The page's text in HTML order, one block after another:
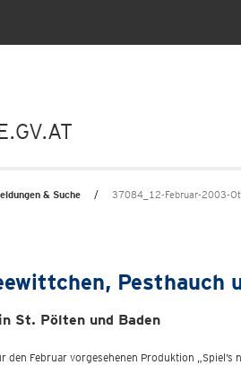
& Suche 37084_12-Februar-2003-
Pesthauch
St. Pölten und Baden
Februar vorgesehenen Produktion